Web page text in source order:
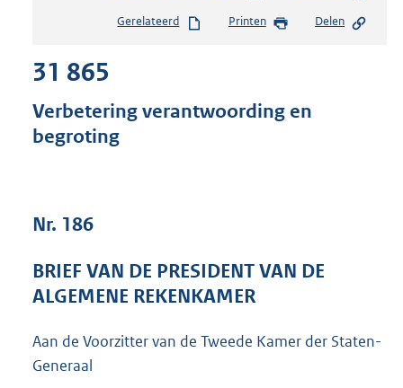
s
s
:
3
b
Gerelateerd Printen Delen
31 865
Verbetering verantwoording en
begroting
Nr. 186
BRIEF VAN DE PRESIDENT VAN DE
ALGEMENE REKENKAMER
Aan de Voorzitter van de Tweede Kamer der Staten-
Generaal